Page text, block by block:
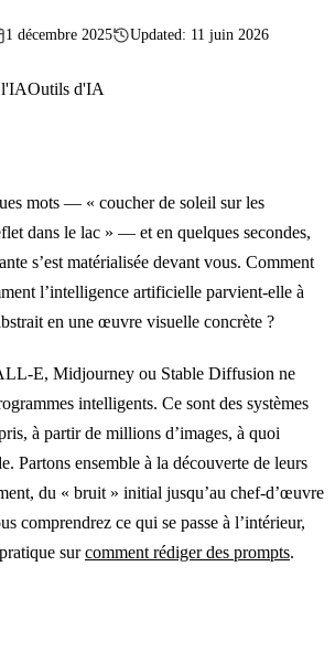
1 décembre 2025
Updated: 11 juin 2026
l'IAOutils d'IA
mots — « coucher de soleil sur les
dans le lac » — et en quelques secondes,
s’est matérialisée devant vous. Comment
l’intelligence artificielle parvient-elle à
en une œuvre visuelle concrète ?
E, Midjourney ou Stable Diffusion ne
intelligents. Ce sont des systèmes
à partir de millions d’images, à quoi
Partons ensemble à la découverte de leurs
du « bruit » initial jusqu’au chef-d’œuvre
comprendrez ce qui se passe à l’intérieur,
surcomment rédiger des prompts.